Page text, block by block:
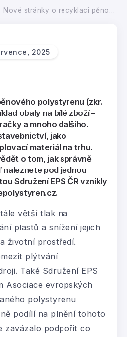
Nové stránky o recyklaci pěnového polystyrenu spuštěny
2025
polystyrenu (zkr.
obaly na bílé zboží –
a mnoho dalšího.
jako
materiál na trhu.
o tom, jak správně
pod jednou
Sdružení EPS ČR vznikly
větší tlak na
plastů a snížení jejich
životní prostředí.
plýtvání
Také Sdružení EPS
Asociace evropských
polystyrenu
podílí na plnění tohoto
zavázalo podpořit co